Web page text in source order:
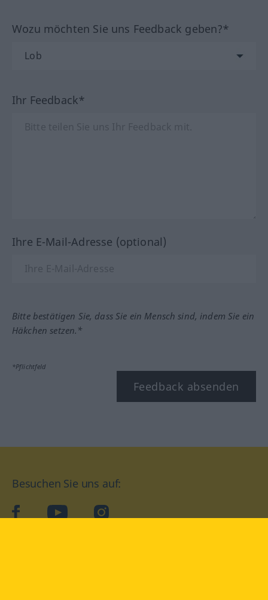
Wozu möchten Sie uns Feedback geben?*
Ihr Feedback*
Ihre E-Mail-Adresse (optional)
Bitte bestätigen Sie, dass Sie ein Mensch sind, indem Sie ein
Häkchen setzen.*
*Pflichtfeld
Feedback absenden
Besuchen Sie uns auf:
facebookYouTube Instagram